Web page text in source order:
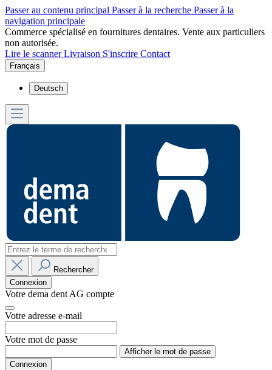
Passer au contenu principal Passer à la recherche Passer à la
navigation principale
Commerce spécialisé en fournitures dentaires. Vente aux particuliers
non autorisée.
Lire le scannerLivraison S'inscrire Contact
Français
Deutsch
Rechercher
Connexion
Votre dema dent AG compte
Votre adresse e-mail
Votre mot de passe
Afficher le mot de passe
Connexion